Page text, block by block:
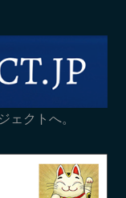
ェクトへ。